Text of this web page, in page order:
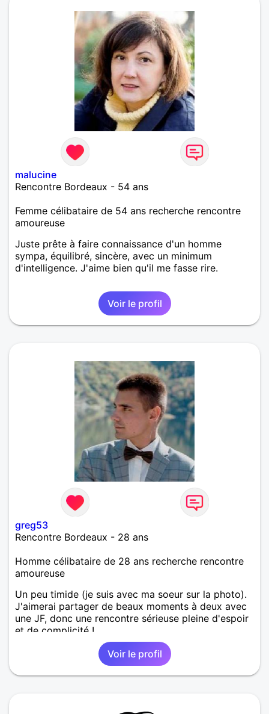
malucine
Rencontre Bordeaux - 54 ans
Femme célibataire de 54 ans recherche rencontre
amoureuse
Juste prête à faire connaissance d'un homme
sympa, équilibré, sincère, avec un minimum
d'intelligence. J'aime bien qu'il me fasse rire.
Voir le profil
greg53
Rencontre Bordeaux - 28 ans
Homme célibataire de 28 ans recherche rencontre
amoureuse
Un peu timide (je suis avec ma soeur sur la photo).
J'aimerai partager de beaux moments à deux avec
une JF, donc une rencontre sérieuse pleine d'espoir
et de complicité !
Voir le profil